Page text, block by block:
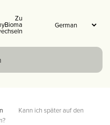
Zu
Kann ich später auf den